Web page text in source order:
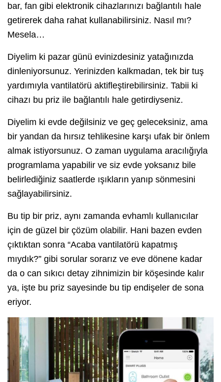
bar, fan gibi elektronik cihazlarınızı bağlantılı hale
getirerek daha rahat kullanabilirsiniz. Nasıl mı?
Mesela…
Diyelim ki pazar günü evinizdesiniz yatağınızda
dinleniyorsunuz. Yerinizden kalkmadan, tek bir tuş
yardımıyla vantilatörü aktifleştirebilirsiniz. Tabii ki
cihazı bu priz ile bağlantılı hale getirdiyseniz.
Diyelim ki evde değilsiniz ve geç geleceksiniz, ama
bir yandan da hırsız tehlikesine karşı ufak bir önlem
almak istiyorsunuz. O zaman uygulama aracılığıyla
programlama yapabilir ve siz evde yoksanız bile
belirlediğiniz saatlerde ışıkların yanıp sönmesini
sağlayabilirsiniz.
Bu tip bir priz, aynı zamanda evhamlı kullanıcılar
için de güzel bir çözüm olabilir. Hani bazen evden
çıktıktan sonra “Acaba vantilatörü kapatmış
mıydık?” gibi sorular sorarız ve eve dönene kadar
da o can sıkıcı detay zihnimizin bir köşesinde kalır
ya, işte bu priz sayesinde bu tip endişeler de sona
eriyor.